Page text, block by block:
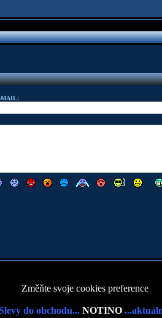
MAIL:
Změňte svoje cookies preference
do obchodu... NOTINO